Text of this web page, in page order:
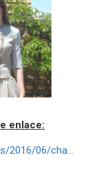
enlace:
2016/06/cha...